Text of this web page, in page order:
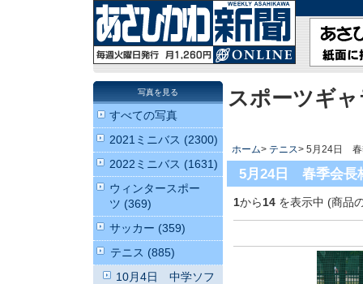
スポーツギ
ホーム> テニス> 5月24日 春
5月24日 春季会長
1から14 を表示中 (商品
写真を見る
すべての写真
2021ミニバス (2300)
2022ミニバス (1631)
ウィンタースポー
ツ (369)
サッカー (359)
テニス (885)
10月4日 中学ソフ